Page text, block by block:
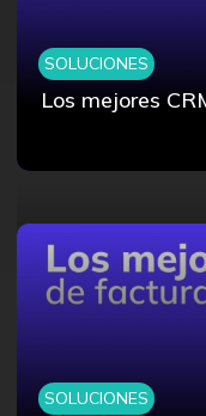
SOLUCIONES
Los mejores
SOLUCIONES